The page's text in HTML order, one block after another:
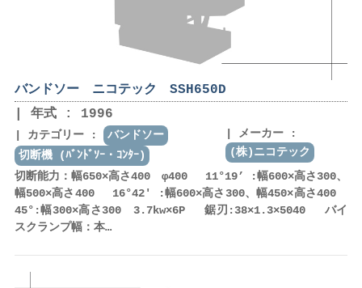
バンドソー ニコテック SSH650D
年式 : 1996
カテゴリー :
バンドソー
切断機 (ﾊﾞﾝﾄﾞｿｰ・ｺﾝﾀｰ)
メーカー :
(株)ニコテック
切断能力：幅650×高さ400 φ400 11°19’ :幅600×高さ300、
幅500×高さ400 16°42' :幅600×高さ300、幅450×高さ400
45°:幅300×高さ300 3.7kw×6P 鋸刃:38×1.3×5040 バイ
スクランプ幅：本…